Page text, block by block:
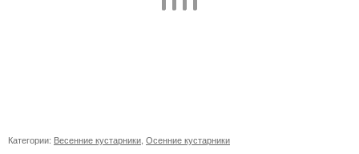
Категории: Весенние кустарники Осенние кустарники